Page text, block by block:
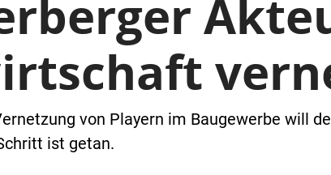
von Playern im Baugewerbe will
ist getan.